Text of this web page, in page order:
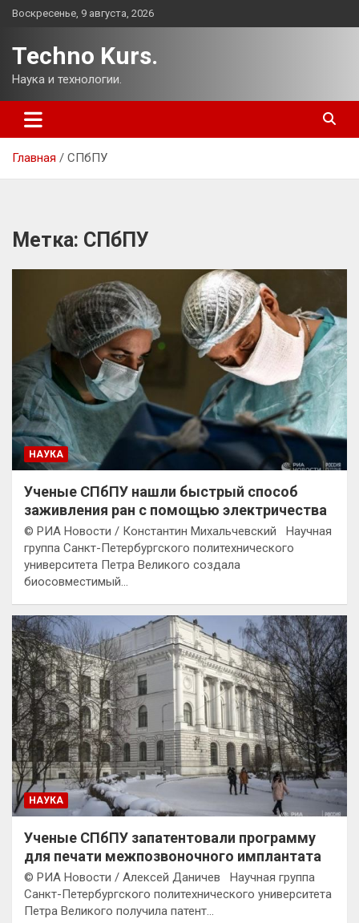
Перейти
Воскресенье, 9 августа, 2026
Techno Kurs.
Наука и технологии.
Главная СПбПУ
Метка: СПбПУ
НАУКА
Ученые СПбПУ нашли быстрый способ
заживления ран с помощью электричества
© РИА Новости / Константин Михальчевский Научная
группа Санкт-Петербургского политехнического
университета Петра Великого создала
биосовместимый…
НАУКА
Ученые СПбПУ запатентовали программу
для печати межпозвоночного имплантата
© РИА Новости / Алексей Даничев Научная группа
Санкт-Петербургского политехнического университета
Петра Великого получила патент…